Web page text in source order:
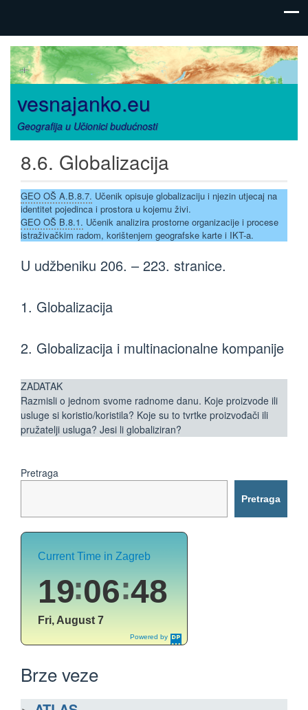
vesnajanko.eu
Geografija u Učionici budućnosti
8.6. Globalizacija
GEO OŠ A.B.8.7. Učenik opisuje globalizaciju i njezin utjecaj na
identitet pojedinca i prostora u kojemu živi.
GEO OŠ B.8.1. Učenik analizira prostorne organizacije i procese
istraživačkim radom, korištenjem geografske karte i IKT-a.
U udžbeniku 206. – 223. stranice.
1. Globalizacija
2. Globalizacija i multinacionalne kompanije
ZADATAK
Razmisli o jednom svome radnome danu. Koje proizvode ili
usluge si koristio/koristila? Koje su to tvrtke proizvođači ili
pružatelji usluga? Jesi li globaliziran?
Pretraga
Pretraga
Brze veze